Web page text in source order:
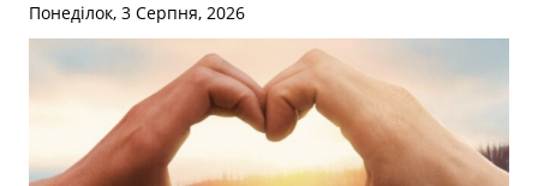
Понеділок, 3 Серпня, 2026